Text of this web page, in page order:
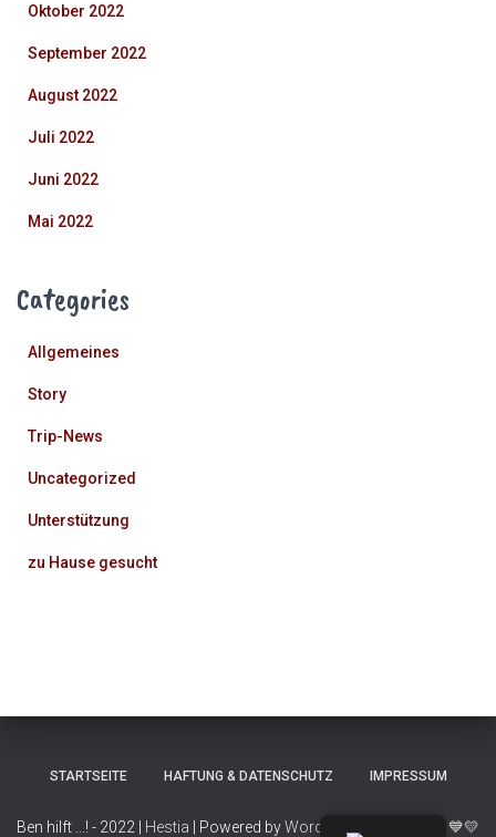
Oktober 2022
September 2022
August 2022
Juli 2022
Juni 2022
Mai 2022
Categories
Allgemeines
Story
Trip-News
Uncategorized
Unterstützung
zu Hause gesucht
STARTSEITE HAFTUNG & DATENSCHUTZ IMPRESSUM
Ben hilft ...! - 2022 | Hestia | Powered byWordPress 💙💛